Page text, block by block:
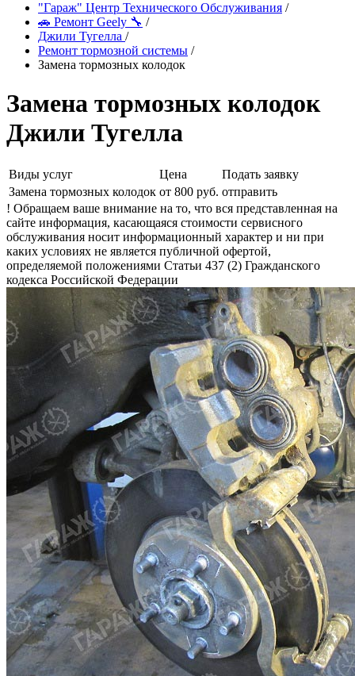
"Гараж" Центр Технического Обслуживания /
🚗 Ремонт Geely 🔧 /
Джили Тугелла /
Ремонт тормозной системы /
Замена тормозных колодок
Замена тормозных колодок
Джили Тугелла
Виды услуг Цена
Подать заявку
Замена тормозных колодок от 800 руб. отправить
! Обращаем ваше внимание на то, что вся представленная на
сайте информация, касающаяся стоимости сервисного
обслуживания носит информационный характер и ни при
каких условиях не является публичной офертой,
определяемой положениями Статьи 437 (2) Гражданского
кодекса Российской Федерации